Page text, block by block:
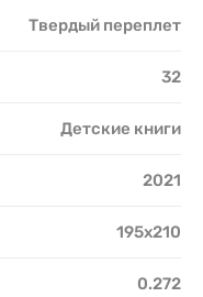
Твердый переплет
32
Детские книги
2021
195х210
0.272